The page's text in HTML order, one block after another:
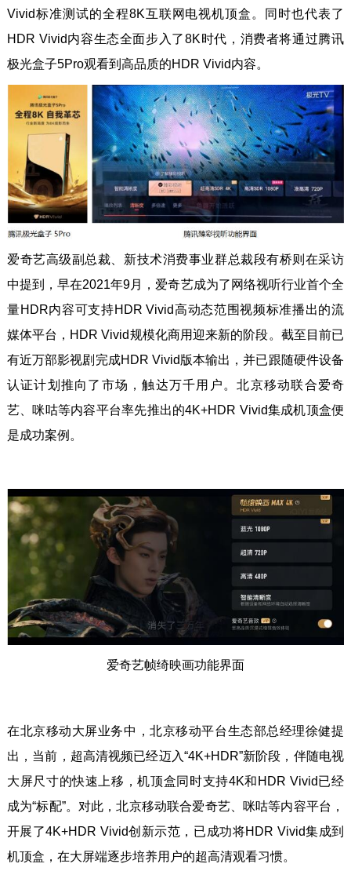
Vivid标准测试的全程8K互联网电视机顶盒。同时也代表了
HDR Vivid内容生态全面步入了8K时代，消费者将通过腾讯
极光盒子5Pro观看到高品质的HDR Vivid内容。
爱奇艺高级副总裁、新技术消费事业群总裁段有桥则在采访
中提到，早在2021年9月，爱奇艺成为了网络视听行业首个全
量HDR内容可支持HDR Vivid高动态范围视频标准播出的流
媒体平台，HDR Vivid规模化商用迎来新的阶段。截至目前已
有近万部影视剧完成HDR Vivid版本输出，并已跟随硬件设备
认证计划推向了市场，触达万千用户。北京移动联合爱奇
艺、咪咕等内容平台率先推出的4K+HDR Vivid集成机顶盒便
是成功案例。
爱奇艺帧绮映画功能界面
在北京移动大屏业务中，北京移动平台生态部总经理徐健提
出，当前，超高清视频已经迈入“4K+HDR”新阶段，伴随电视
大屏尺寸的快速上移，机顶盒同时支持4K和HDR Vivid已经
成为“标配”。对此，北京移动联合爱奇艺、咪咕等内容平台，
开展了4K+HDR Vivid创新示范，已成功将HDR Vivid集成到
机顶盒，在大屏端逐步培养用户的超高清观看习惯。